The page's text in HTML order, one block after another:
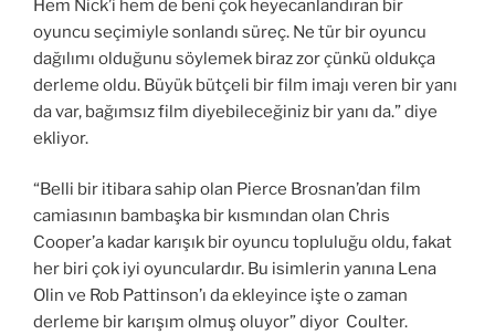
Hem Nick’i hem de beni çok heyecanlandıran bir
oyuncu seçimiyle sonlandı süreç. Ne tür bir oyuncu
dağılımı olduğunu söylemek biraz zor çünkü oldukça
derleme oldu. Büyük bütçeli bir film imajı veren bir yanı
da var, bağımsız film diyebileceğiniz bir yanı da.” diye
ekliyor.
“Belli bir itibara sahip olan Pierce Brosnan’dan film
camiasının bambaşka bir kısmından olan Chris
Cooper’a kadar karışık bir oyuncu topluluğu oldu, fakat
her biri çok iyi oyunculardır. Bu isimlerin yanına Lena
Olin ve Rob Pattinson’ı da ekleyince işte o zaman
derleme bir karışım olmuş oluyor” diyor Coulter.